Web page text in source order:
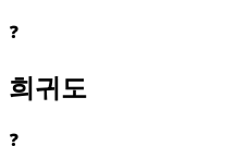
❓
희귀도
❓